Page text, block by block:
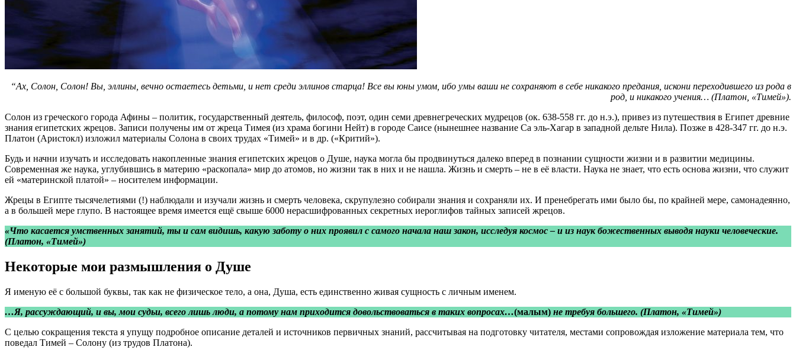
“Ах, Солон, Солон! Вы, эллины, вечно остаетесь детьми, и нет среди эллинов старца! Все вы юны умом, ибо умы ваши не сохраняют в себе никакого предания, искони переходившего из рода в
род, и никакого учения… (Платон, «Тимей»).
Солон из греческого города Афины – политик, государственный деятель, философ, поэт, один семи древнегреческих мудрецов (ок. 638-558 гг. до н.э.), привез из путешествия в Египет древние
знания египетских жрецов. Записи получены им от жреца Тимея (из храма богини Нейт) в городе Саисе (нынешнее название Са эль-Хагар в западной дельте Нила). Позже в 428-347 гг. до н.э.
Платон (Аристокл) изложил материалы Солона в своих трудах «Тимей» и в др. («Критий»).
Будь и начни изучать и исследовать накопленные знания египетских жрецов о Душе, наука могла бы продвинуться далеко вперед в познании сущности жизни и в развитии медицины.
Современная же наука, углубившись в материю «раскопала» мир до атомов, но жизни так в них и не нашла. Жизнь и смерть – не в её власти. Наука не знает, что есть основа жизни, что служит
ей «материнской платой» – носителем информации.
Жрецы в Египте тысячелетиями (!) наблюдали и изучали жизнь и смерть человека, скрупулезно собирали знания и сохраняли их. И пренебрегать ими было бы, по крайней мере, самонадеянно,
а в большей мере глупо. В настоящее время имеется ещё свыше 6000 нерасшифрованных секретных иероглифов тайных записей жрецов.
«Что касается умственных занятий, ты и сам видишь, какую заботу о них проявил с самого начала наш закон, исследуя космос – и из наук божественных выводя науки человеческие.
(Платон, «Тимей»)
Некоторые мои размышления о Душе
Я именую её с большой буквы, так как не физическое тело, а она, Душа, есть единственно живая сущность с личным именем.
…Я, рассуждающий, и вы, мои судьи, всего лишь люди, а потому нам приходится довольствоваться в таких вопросах…(малым) не требуя большего. (Платон, «Тимей»)
С целью сокращения текста я упущу подробное описание деталей и источников первичных знаний, рассчитывая на подготовку читателя, местами сопровождая изложение материала тем, что
поведал Тимей – Солону (из трудов Платона).